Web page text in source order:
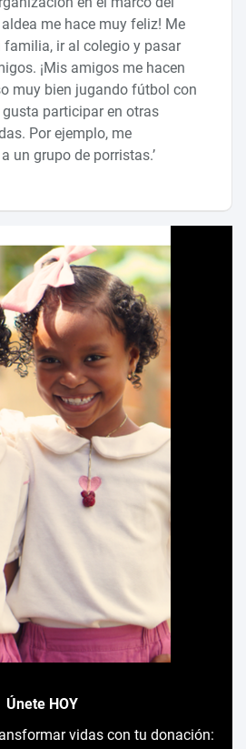
aldea me hace muy feliz! Me
ir al colegio y pasar
¡Mis amigos me hacen
muy bien jugando fútbol con
participar en otras
Por ejemplo, me
un grupo de porristas.’
Únete HOY
vidas con tu donación: